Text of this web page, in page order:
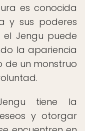
es conocida
y sus poderes
el Jengu puede
la apariencia
de un monstruo
tiene la
y otorgar